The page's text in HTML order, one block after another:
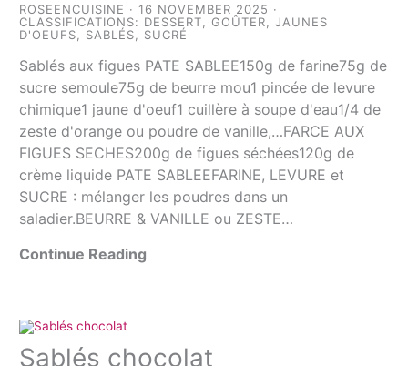
ROSEENCUISINE
16 NOVEMBER 2025
CLASSIFICATIONS: DESSERT,GOÛTER,JAUNES
D'OEUFS, SABLÉS, SUCRÉ
Sablés aux figues PATE SABLEE150g de farine75g de
sucre semoule75g de beurre mou1 pincée de levure
chimique1 jaune d'oeuf1 cuillère à soupe d'eau1/4 de
zeste d'orange ou poudre de vanille,…FARCE AUX
FIGUES SECHES200g de figues séchées120g de
crème liquide PATE SABLEEFARINE, LEVURE et
SUCRE : mélanger les poudres dans un
saladier.BEURRE & VANILLE ou ZESTE…
Continue Reading
Sablés chocolat